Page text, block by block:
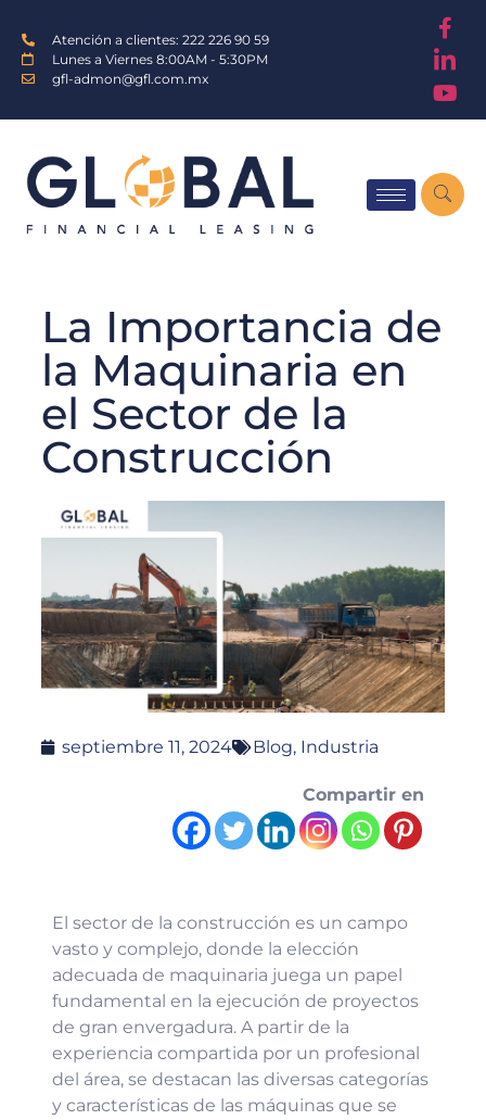
Atención a clientes: 222 226 90 59
Lunes a Viernes 8:00AM - 5:30PM
gfl-admon@gfl.com.mx
La Importancia de
la Maquinaria en
el Sector de la
Construcción
septiembre 11, 2024 Blog, Industria
Compartir en
El sector de la construcción es un campo
vasto y complejo, donde la elección
adecuada de maquinaria juega un papel
fundamental en la ejecución de proyectos
de gran envergadura. A partir de la
experiencia compartida por un profesional
del área, se destacan las diversas categorías
y características de las máquinas que se